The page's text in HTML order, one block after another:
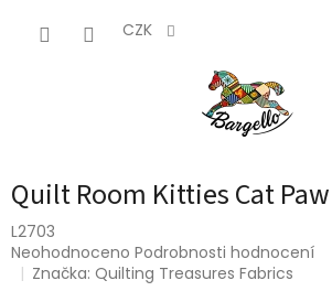
CZK
Quilt Room Kitties Cat
L2703
Průměrné
hodnocení
Neohodnoceno Podrobnosti hodnocení
Značka:Quilting Treasures Fabrics